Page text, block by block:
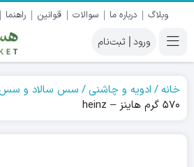
وبلاگ درباره ما سوالات قوانین راهنما
|
خانه ادویه و چاشنی سس سالاد و سس
۵۷۰ گرم هاینز – heinz